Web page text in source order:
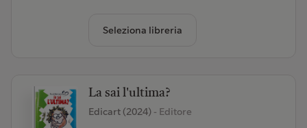
Seleziona libreria
La sai l'ultima?
Edicart (2024)- Editore